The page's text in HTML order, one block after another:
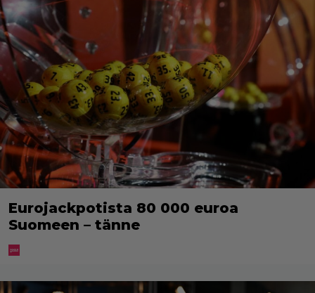
Eurojackpotista 80 000 euroa
Suomeen – tänne